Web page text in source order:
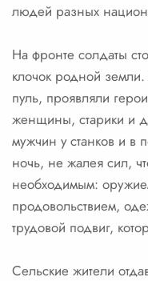
людей разных
На фронте солдаты
клочок родной
пуль, проявляли
женщины, старики и
мужчин у станков и в
ночь, не жалея сил,
необходимым:
продовольствием,
трудовой подвиг,
Сельские жители